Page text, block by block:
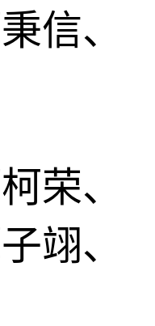
信、
荣、
翊、